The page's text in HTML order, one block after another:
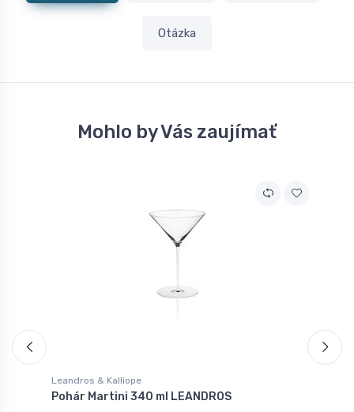
Otázka
Mohlo by Vás zaujímať
Leandros & Kalliope
Pohár Martini 340 ml LEANDROS